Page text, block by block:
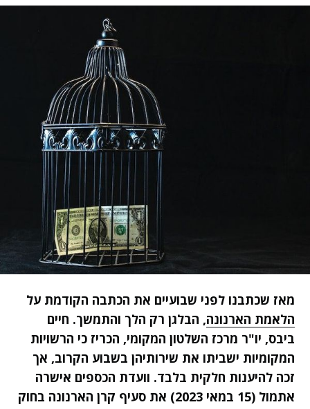
מאז שכתבנו לפני שבועיים את הכתבה הקודמת על
הלאמת הארנונה, הבלגן רק הלך והתמשך. חיים
ביבס, יו"ר מרכז השלטון המקומי, הכריז כי הרשויות
המקומיות ישביתו את שירותיהן בשבוע הקרוב, אך
זכה להיענות חלקית בלבד. וועדת הכספים אישרה
אתמול (15 במאי 2023) את סעיף קרן הארנונה בחוק